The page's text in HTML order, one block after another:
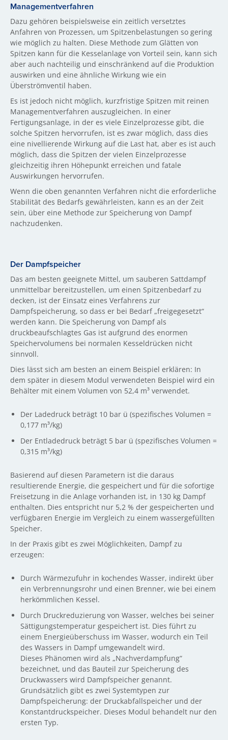
Managementverfahren
Dazu gehören beispielsweise ein zeitlich versetztes
Anfahren von Prozessen, um Spitzenbelastungen so gering
wie möglich zu halten. Diese Methode zum Glätten von
Spitzen kann für die Kesselanlage von Vorteil sein, kann sich
aber auch nachteilig und einschränkend auf die Produktion
auswirken und eine ähnliche Wirkung wie ein
Überströmventil haben.
Es ist jedoch nicht möglich, kurzfristige Spitzen mit reinen
Managementverfahren auszugleichen. In einer
Fertigungsanlage, in der es viele Einzelprozesse gibt, die
solche Spitzen hervorrufen, ist es zwar möglich, dass dies
eine nivellierende Wirkung auf die Last hat, aber es ist auch
möglich, dass die Spitzen der vielen Einzelprozesse
gleichzeitig ihren Höhepunkt erreichen und fatale
Auswirkungen hervorrufen.
Wenn die oben genannten Verfahren nicht die erforderliche
Stabilität des Bedarfs gewährleisten, kann es an der Zeit
sein, über eine Methode zur Speicherung von Dampf
nachzudenken.
Der Dampfspeicher
Das am besten geeignete Mittel, um sauberen Sattdampf
unmittelbar bereitzustellen, um einen Spitzenbedarf zu
decken, ist der Einsatz eines Verfahrens zur
Dampfspeicherung, so dass er bei Bedarf „freigegesetzt“
werden kann. Die Speicherung von Dampf als
druckbeaufschlagtes Gas ist aufgrund des enormen
Speichervolumens bei normalen Kesseldrücken nicht
sinnvoll.
Dies lässt sich am besten an einem Beispiel erklären: In
dem später in diesem Modul verwendeten Beispiel wird ein
Behälter mit einem Volumen von 52,4 m³ verwendet.
Der Ladedruck beträgt 10 bar ü (spezifisches Volumen =
0,177 m³/kg)
Der Entladedruck beträgt 5 bar ü (spezifisches Volumen =
0,315 m³/kg)
Basierend auf diesen Parametern ist die daraus
resultierende Energie, die gespeichert und für die sofortige
Freisetzung in die Anlage vorhanden ist, in 130 kg Dampf
enthalten. Dies entspricht nur 5,2 % der gespeicherten und
verfügbaren Energie im Vergleich zu einem wassergefüllten
Speicher.
In der Praxis gibt es zwei Möglichkeiten, Dampf zu
erzeugen:
Durch Wärmezufuhr in kochendes Wasser, indirekt über
ein Verbrennungsrohr und einen Brenner, wie bei einem
herkömmlichen Kessel.
Durch Druckreduzierung von Wasser, welches bei seiner
Sättigungstemperatur gespeichert ist. Dies führt zu
einem Energieüberschuss im Wasser, wodurch ein Teil
des Wassers in Dampf umgewandelt wird.
Dieses Phänomen wird als „Nachverdampfung“
bezeichnet, und das Bauteil zur Speicherung des
Druckwassers wird Dampfspeicher genannt.
Grundsätzlich gibt es zwei Systemtypen zur
Dampfspeicherung: der Druckabfallspeicher und der
Konstantdruckspeicher. Dieses Modul behandelt nur den
ersten Typ.